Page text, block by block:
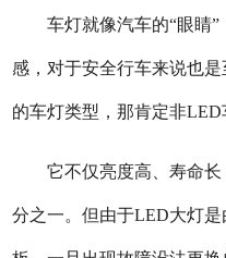
车灯就像汽车的“眼睛”
感，对于安全行车来说也
的车灯类型，那肯定非LED
它不仅亮度高、寿命长
分之一。但由于LED大灯